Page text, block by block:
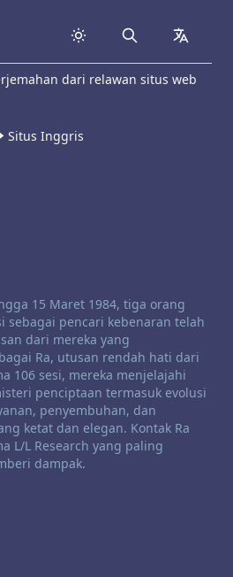
Search
dari relawan situs web
Situs Inggris
15 Maret 1984, tiga orang
sebagai pencari kebenaran telah
dari mereka yang
Ra, utusan rendah hati dari
106 sesi, mereka menjelajahi
penciptaan termasuk evolusi
penyembuhan, dan
ketat dan elegan. Kontak Ra
L/L Research yang paling
dampak.